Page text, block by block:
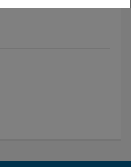
Weiss anrufen